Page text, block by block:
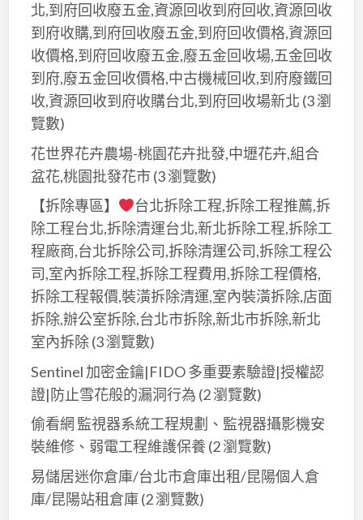
北,到府回收廢五金,資源回收到府回收,資源回收
到府收購,到府回收廢五金,到府回收價格,資源回
收價格,到府回收廢五金,廢五金回收場,五金回收
到府,廢五金回收價格,中古機械回收,到府廢鐵回
收,資源回收到府收購台北,到府回收場新北 (3 瀏
覽數)
花世界花卉農場-桃園花卉批發,中壢花卉,組合
盆花,桃園批發花市(3 瀏覽數)
【拆除專區】
台北拆除工程,拆除工程推薦,拆
除工程台北,拆除清運台北,新北拆除工程,拆除工
程廠商,台北拆除公司,拆除清運公司,拆除工程公
司,室內拆除工程,拆除工程費用,拆除工程價格,
拆除工程報價,裝潢拆除清運,室內裝潢拆除,店面
拆除,辦公室拆除,台北市拆除,新北市拆除,新北
室內拆除(3 瀏覽數)
Sentinel 加密金鑰|FIDO 多重要素驗證|授權認
證|防止雪花般的漏洞行為 (2 瀏覽數)
偷看網 監視器系統工程規劃、監視器攝影機安
裝維修、弱電工程維護保養(2 瀏覽數)
易儲居迷你倉庫/台北市倉庫出租/昆陽個人倉
庫/昆陽站租倉庫(2 瀏覽數)